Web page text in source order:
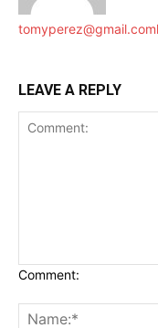
tomyperez@gmail.com
LEAVE A REPLY
Comment: